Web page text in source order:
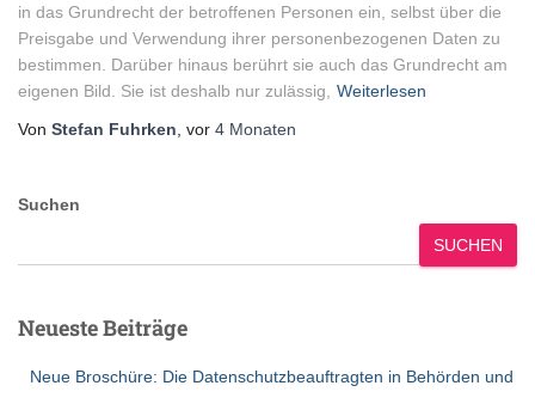
in das Grundrecht der betroffenen Personen ein, selbst über die
Preisgabe und Verwendung ihrer personenbezogenen Daten zu
bestimmen. Darüber hinaus berührt sie auch das Grundrecht am
eigenen Bild. Sie ist deshalb nur zulässig,
Weiterlesen
Von Stefan Fuhrken , vor 4 Monaten
Suchen
SUCHEN
Neueste Beiträge
Neue Broschüre: Die Datenschutzbeauftragten in Behörden und